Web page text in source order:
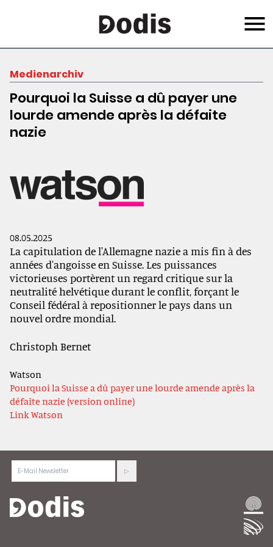
content
Menu
Medienarchiv
Pourquoi la Suisse a dû payer une
lourde amende après la défaite
nazie
08.05.2025
La capitulation de l'Allemagne nazie a mis fin à des
années d'angoisse en Suisse. Les puissances
victorieuses portèrent un regard critique sur la
neutralité helvétique durant le conflit, forçant le
Conseil fédéral à repositionner le pays dans un
nouvel ordre mondial.
Christoph Bernet
Watson
Pourquoi la Suisse a dû payer une lourde amende après la
défaite nazie (version online)
Link Watson